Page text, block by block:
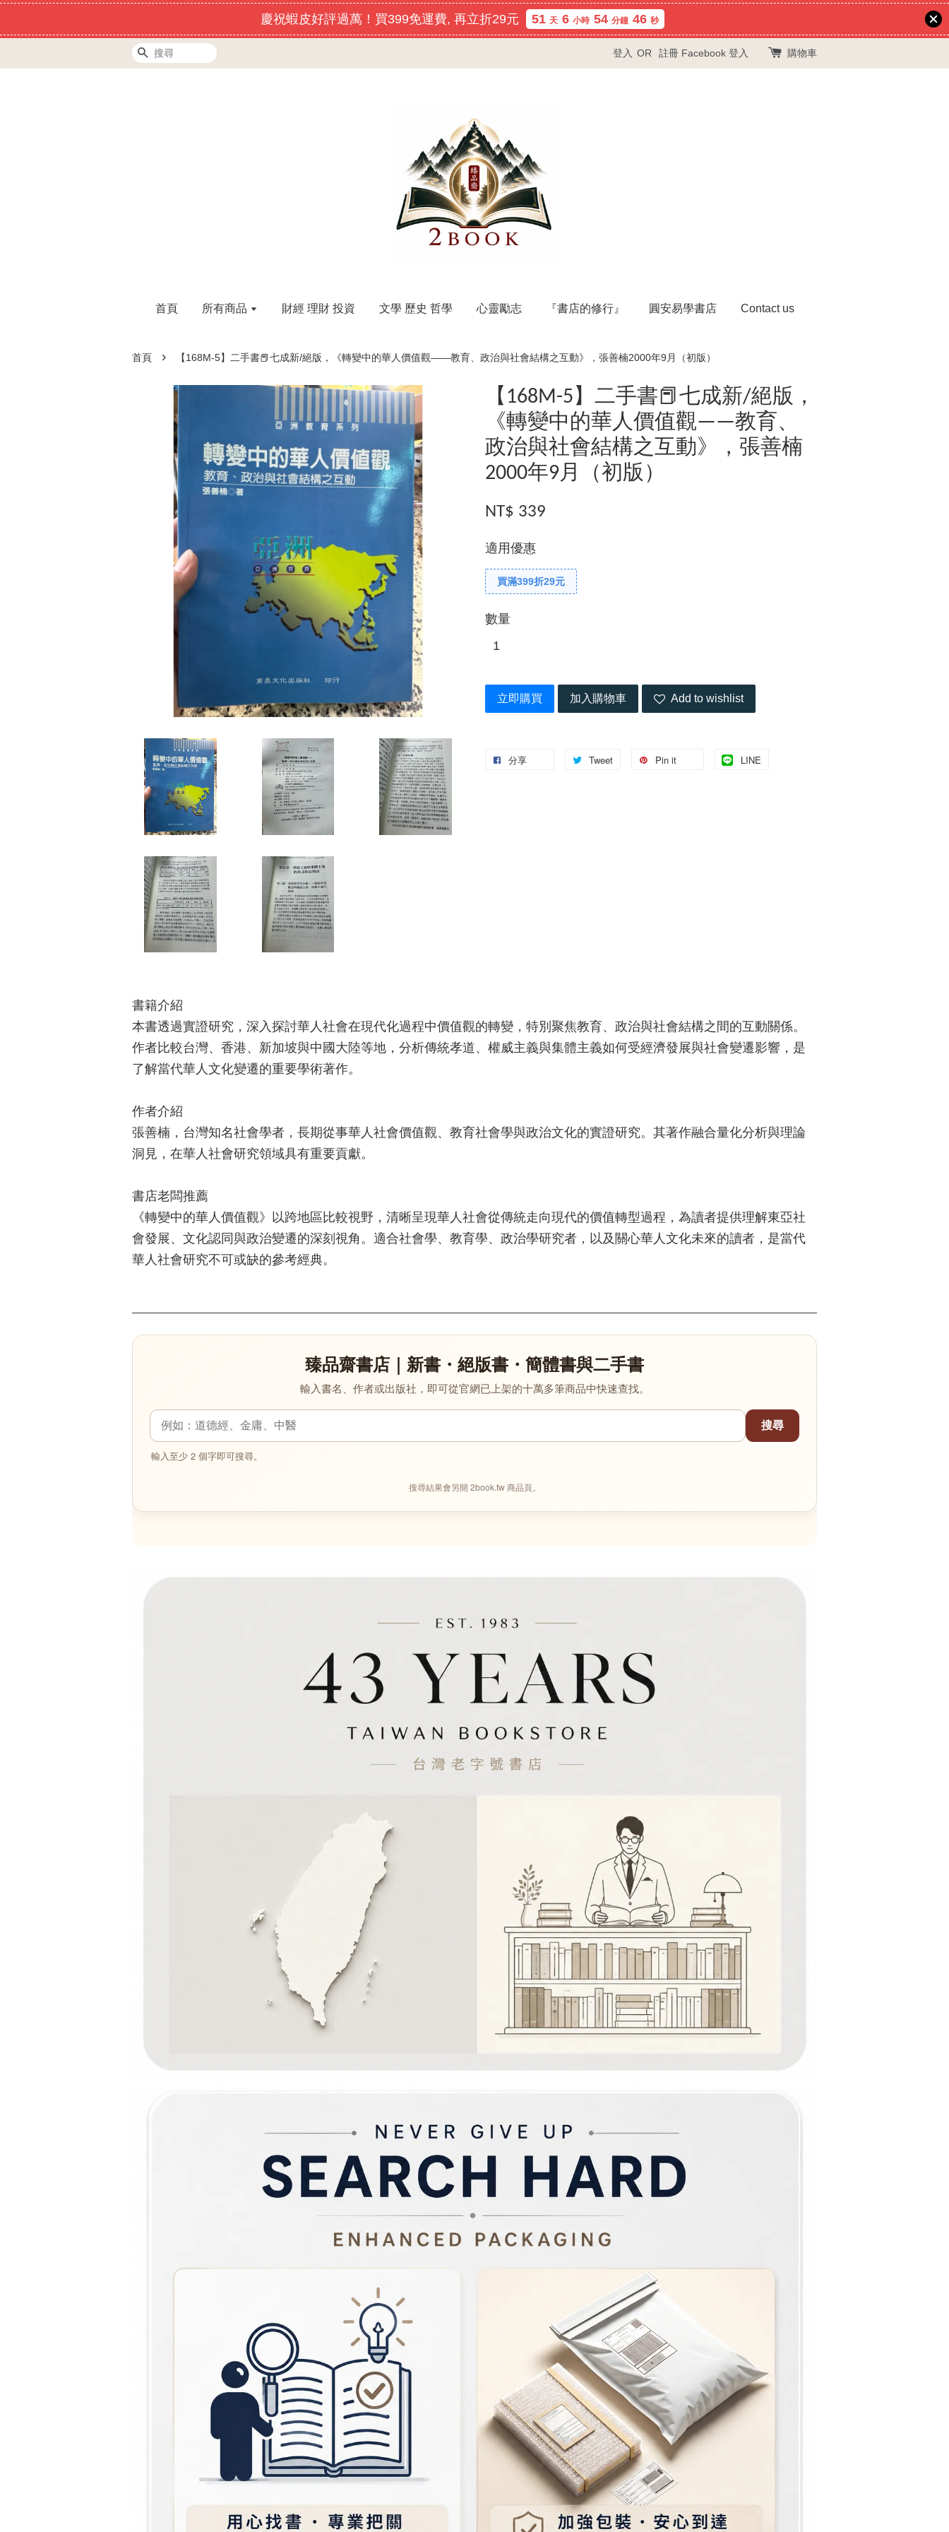
慶祝蝦皮好評過萬！買399免運費, 再立折29元 51 天 6 小時 54 分鐘 45 秒
搜尋 登入 OR 註冊 Facebook 登入 購物車
首頁 所有商品 財經 理財 投資 文學 歷史 哲學 心靈勵志 『書店的修行』 圓安易學書店 Contact us
首頁 › 【168M-5】二手書📕七成新/絕版，《轉變中的華人價值觀——教育、政治與社會結構之互動》，張善楠2000年9月（初版）
【168M-5】二手書📕七成新/絕版，
《轉變中的華人價值觀——教育、
政治與社會結構之互動》，張善楠
2000年9月（初版）
NT$ 339
適用優惠
買滿399折29元
數量
立即購買 加入購物車 Add to wishlist
分享 Tweet Pin it LINE
書籍介紹
本書透過實證研究，深入探討華人社會在現代化過程中價值觀的轉變，特別聚焦教育、政治與社會結構之間的互動關係。
作者比較台灣、香港、新加坡與中國大陸等地，分析傳統孝道、權威主義與集體主義如何受經濟發展與社會變遷影響，是
了解當代華人文化變遷的重要學術著作。
作者介紹
張善楠，台灣知名社會學者，長期從事華人社會價值觀、教育社會學與政治文化的實證研究。其著作融合量化分析與理論
洞見，在華人社會研究領域具有重要貢獻。
書店老闆推薦
《轉變中的華人價值觀》以跨地區比較視野，清晰呈現華人社會從傳統走向現代的價值轉型過程，為讀者提供理解東亞社
會發展、文化認同與政治變遷的深刻視角。適合社會學、教育學、政治學研究者，以及關心華人文化未來的讀者，是當代
華人社會研究不可或缺的參考經典。